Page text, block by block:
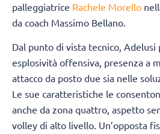
palleggiatrice Rachele Morello
da coach Massimo Bellano.
Dal punto di vista tecnico, Adelusi
esplosività offensiva, presenza a
attacco da posto due sia nelle
Le sue caratteristiche le
anche da zona quattro, aspetto
volley di alto livello. Un’opposta